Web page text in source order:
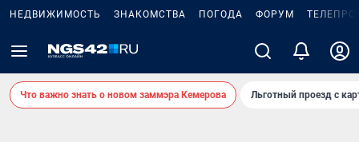
НЕДВИЖИМОСТЬ ЗНАКОМСТВА ПОГОДА ФОРУМ
Что важно знать о новом заммэра Кемерова Льготный проезд с